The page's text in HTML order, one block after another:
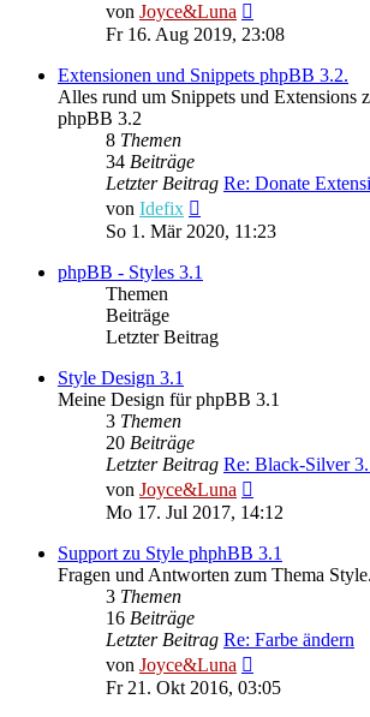
von Joyce&Luna
Beitrag
Fr 16. Aug 2019, 23:08
Extensionen und Snippets phpBB 3.2.
Alles rund um Snippets und Extensions
phpBB 3.2
8 Themen
34 Beiträge
Letzter Beitrag Re: Donate
von Idefix
Beitrag
So 1. Mär 2020, 11:23
phpBB - Styles 3.1
Themen
Beiträge
Letzter Beitrag
Style Design 3.1
Meine Design für phpBB 3.1
3 Themen
20 Beiträge
Letzter Beitrag Re: Black-Silver
von Joyce&Luna
Beitrag
Mo 17. Jul 2017, 14:12
Support zu Style phphBB 3.1
Fragen und Antworten zum Thema Style.
3 Themen
16 Beiträge
Letzter Beitrag Re: Farbe ändern
von Joyce&Luna
Beitrag
Fr 21. Okt 2016, 03:05